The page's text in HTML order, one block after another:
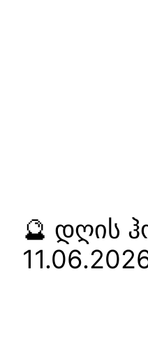
🔮 დღის